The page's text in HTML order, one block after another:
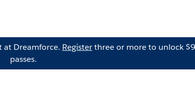
at Dreamforce. Registerthree or more to unlock
passes.